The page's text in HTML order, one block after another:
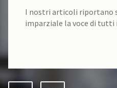
I nostri articoli riportano
imparziale la voce di tutti